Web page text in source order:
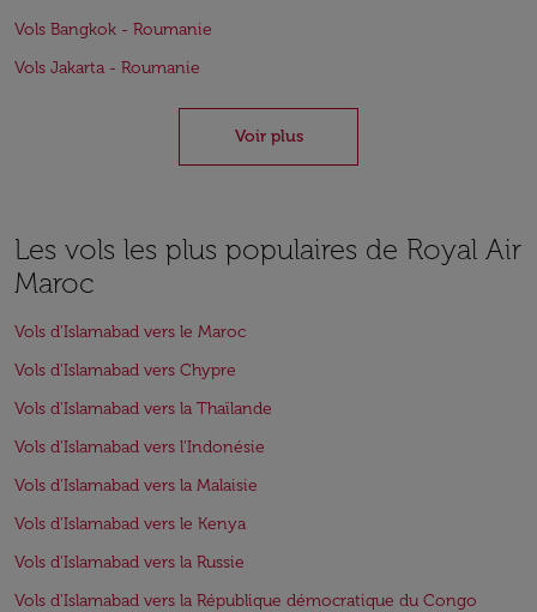
Vols Bangkok - Roumanie
Vols Jakarta - Roumanie
Voir plus
Les vols les plus populaires de Royal Air
Maroc
Vols d'Islamabad vers le Maroc
Vols d'Islamabad vers Chypre
Vols d'Islamabad vers la Thaïlande
Vols d'Islamabad vers l'Indonésie
Vols d'Islamabad vers la Malaisie
Vols d'Islamabad vers le Kenya
Vols d'Islamabad vers la Russie
Vols d'Islamabad vers la République démocratique du Congo